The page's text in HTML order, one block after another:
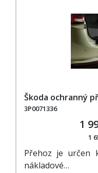
Škoda ochranný
3P0071336
1
1
Přehoz je určen
nákladové…